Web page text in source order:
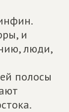
и
люди,
полосы